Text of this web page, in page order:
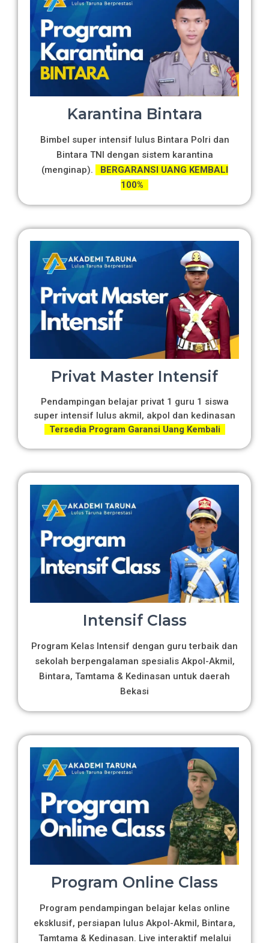
Karantina Bintara
Bimbel super intensif lulus Bintara Polri dan
Bintara TNI dengan sistem karantina
(menginap).
BERGARANSI UANG KEMBALI
100%
Privat Master Intensif
Pendampingan belajar privat 1 guru 1 siswa
super intensif lulus akmil, akpol dan kedinasan
Tersedia Program Garansi Uang Kembali
Intensif Class
Program Kelas Intensif dengan guru terbaik dan
sekolah berpengalaman spesialis Akpol-Akmil,
Bintara, Tamtama & Kedinasan untuk daerah
Bekasi
Program Online Class
Program pendampingan belajar kelas online
eksklusif, persiapan lulus Akpol-Akmil, Bintara,
Tamtama & Kedinasan. Live interaktif melalui